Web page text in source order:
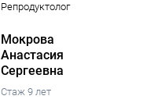
Репродуктолог
Мокрова
Анастасия
Сергеевна
Стаж 9 лет